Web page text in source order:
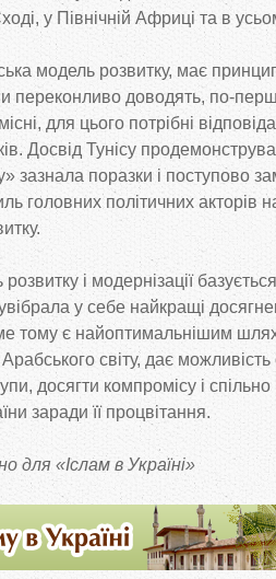
у Північній Африці та в
модель розвитку, має
переконливо доводять, по-
для цього потрібні
Досвід Тунісу
зазнала поразки і поступово
головних політичних акторів
розвитку і модернізації
у себе найкращі
тому є найоптимальнішим
світу, дає можливість
досягти компромісу і
заради її процвітання.
для «Іслам в Україні»